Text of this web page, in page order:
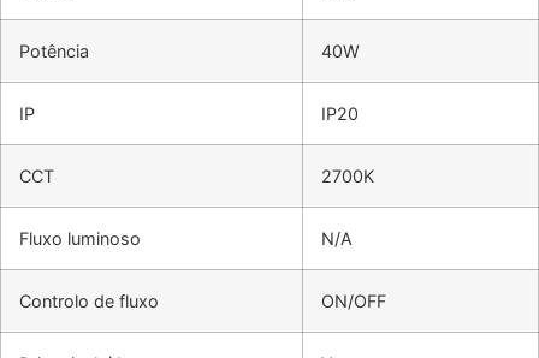
Potência 40W
IP IP20
CCT 2700K
Fluxo luminoso N/A
Controlo de fluxo ON/OFF